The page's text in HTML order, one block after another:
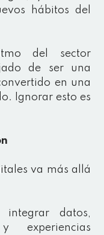
hábitos del
del sector
de ser una
en una
Ignorar esto es
va más allá
datos,
experiencias